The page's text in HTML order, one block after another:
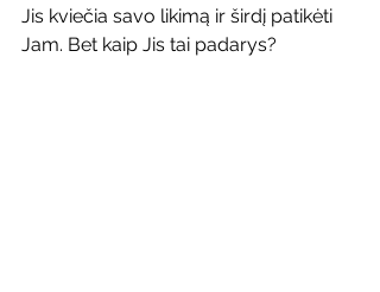
Jis kviečia savo likimą ir širdį patikėti
Jam. Bet kaip Jis tai padarys?